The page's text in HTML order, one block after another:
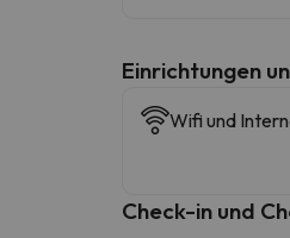
​Einrichtungen
Wifi und
Check-in und